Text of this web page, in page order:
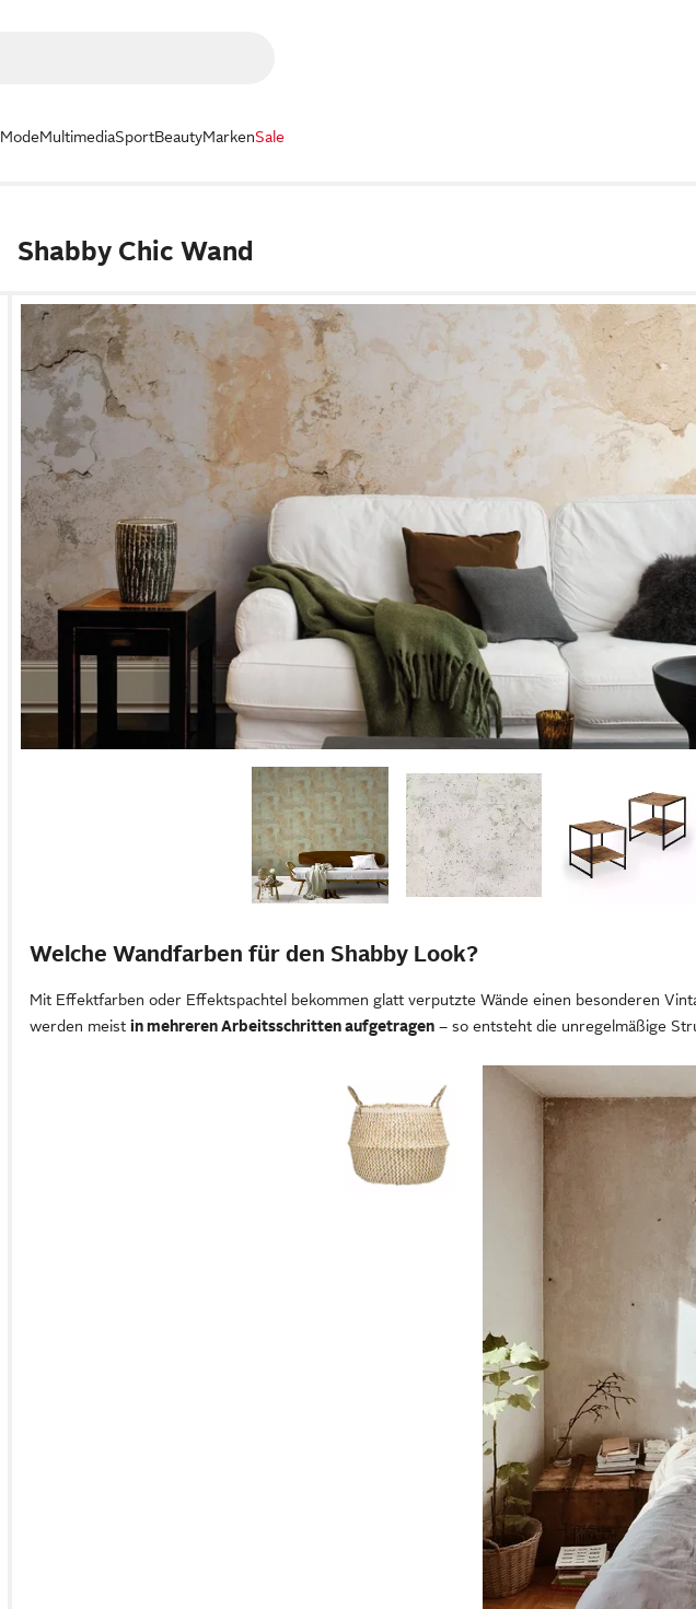
ModeMultimediaSportBeautyMarkenSale
Shabby Chic Wand
Welche Wandfarben für den Shabby Look?
Mit Effektfarben oder Effektspachtel bekommen glatt verputzte Wände einen besonderen
werden meistin mehreren Arbeitsschritten aufgetragen – so entsteht die unregelmäßige